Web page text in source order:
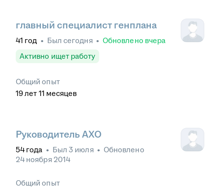
главный специалист генплана
41 год • Был сегодня • Обновлено вчера
Активно ищет работу
Общий опыт
19лет 11 месяцев
Руководитель АХО
54 года • Был 3 июля • Обновлено
24 ноября 2014
Общий опыт